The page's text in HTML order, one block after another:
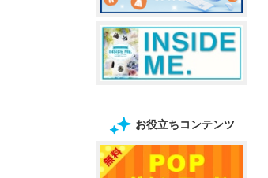
お役立ちコンテンツ